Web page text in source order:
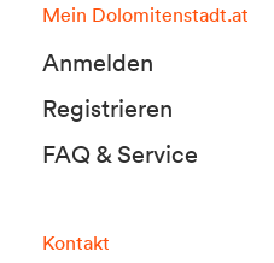
Mein Dolomitenstadt.at
Anmelden
Registrieren
FAQ & Service
Kontakt